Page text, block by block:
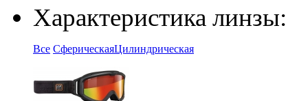
Характеристика линзы:
Все СферическаяЦилиндрическая